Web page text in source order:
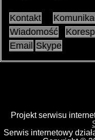
Kontakt
Wiadomość
Email Skype
Projekt serwisu
Serwis internetowy